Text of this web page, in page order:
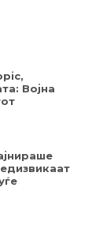
Војна